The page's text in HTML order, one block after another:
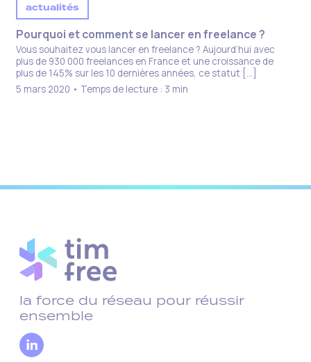
actualités
Pourquoi et comment se lancer en freelance ?​
Vous souhaitez vous lancer en freelance ? Aujourd’hui avec
plus de 930 000 freelances en France et une croissance de
plus de 145% sur les 10 dernières années, ce statut […]
5 mars 2020 • Temps de lecture : 3 min
la force du réseau pour réussir
ensemble